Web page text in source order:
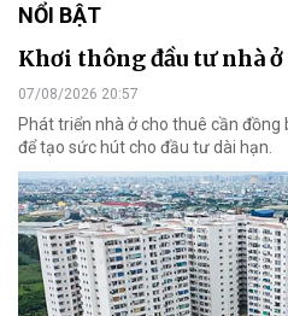
NỔI BẬT
Khơi thông đầu tư nhà
07/08/2026 20:57
Phát triển nhà ở cho thuê cần
để tạo sức hút cho đầu tư dài hạn.